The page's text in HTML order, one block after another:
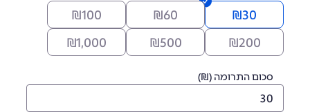
30
₪
60
₪
100
₪
200
₪
500
₪
1,000
₪
סכום התרומה (₪)